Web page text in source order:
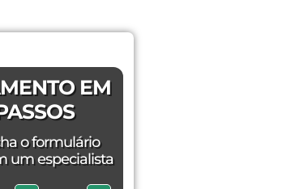
EM
o formulário
um especialista